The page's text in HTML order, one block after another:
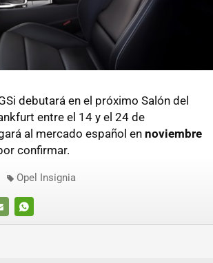
debutará en el próximo Salón del
entre el 14 y el 24 de
al mercado español en noviembre
confirmar.
WHATSAPP
Opel Insignia